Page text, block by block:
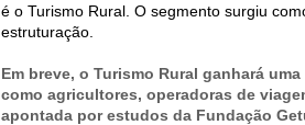
é o Turismo Rural. O segmento surgiu
estruturação.
Em breve, o Turismo Rural ganhará
como agricultores, operadoras de
apontada por estudos da Fundação